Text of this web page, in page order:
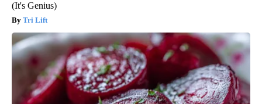
(It's Genius)
Tri Lift